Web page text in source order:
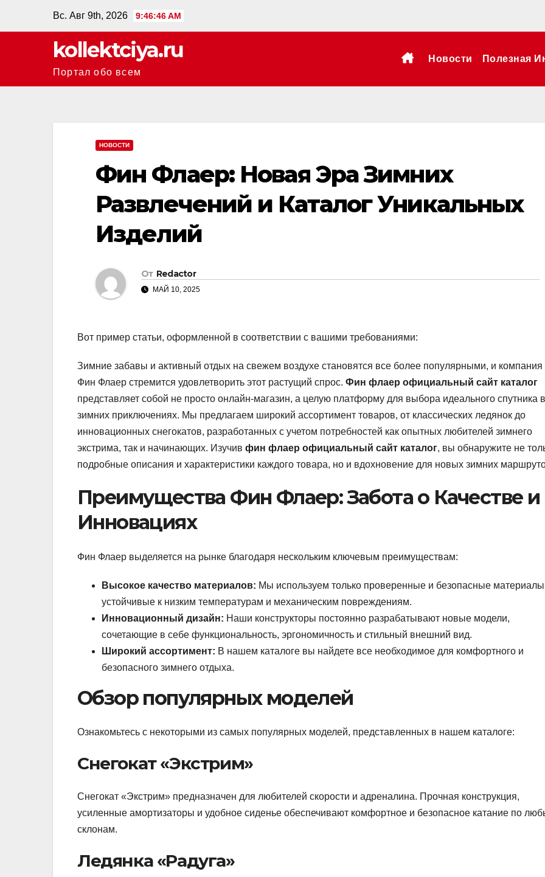
содержанию
Вс. Авг 9th, 2026 9:46:47 AM
kollektciya.ru
Портал обо всем
Новости Полезная
НОВОСТИ
Фин Флаер: Новая Эра Зимних
Развлечений и Каталог Уникальных
Изделий
От Redactor
МАЙ 10, 2025
Вот пример статьи, оформленной в соответствии с вашими требованиями:
Зимние забавы и активный отдых на свежем воздухе становятся все более популярными, и компания
Фин Флаер стремится удовлетворить этот растущий спрос. Фин флаер официальный сайт каталог
представляет собой не просто онлайн-магазин, а целую платформу для выбора идеального спутника в
зимних приключениях. Мы предлагаем широкий ассортимент товаров, от классических ледянок до
инновационных снегокатов, разработанных с учетом потребностей как опытных любителей зимнего
экстрима, так и начинающих. Изучив фин флаер официальный сайт каталог, вы обнаружите не
подробные описания и характеристики каждого товара, но и вдохновение для новых зимних
Преимущества Фин Флаер: Забота о Качестве и
Инновациях
Фин Флаер выделяется на рынке благодаря нескольким ключевым преимуществам:
Высокое качество материалов: Мы используем только проверенные и безопасные
устойчивые к низким температурам и механическим повреждениям.
Инновационный дизайн: Наши конструкторы постоянно разрабатывают новые модели,
сочетающие в себе функциональность, эргономичность и стильный внешний вид.
Широкий ассортимент: В нашем каталоге вы найдете все необходимое для комфортного и
безопасного зимнего отдыха.
Обзор популярных моделей
Ознакомьтесь с некоторыми из самых популярных моделей, представленных в нашем каталоге:
Снегокат «Экстрим»
Снегокат «Экстрим» предназначен для любителей скорости и адреналина. Прочная конструкция,
усиленные амортизаторы и удобное сиденье обеспечивают комфортное и безопасное катание по
склонам.
Ледянка «Радуга»